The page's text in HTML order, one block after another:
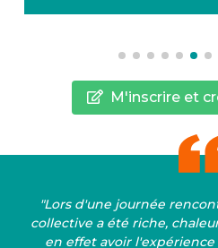
M'inscrire et
"Lors d'une journée
collective a été riche,
en effet avoir